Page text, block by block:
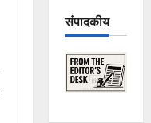
संपादकीय